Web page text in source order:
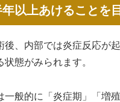
以上あけることを
後、内部では炎症反応が
状態がみられます。
一般的に「炎症期」「増